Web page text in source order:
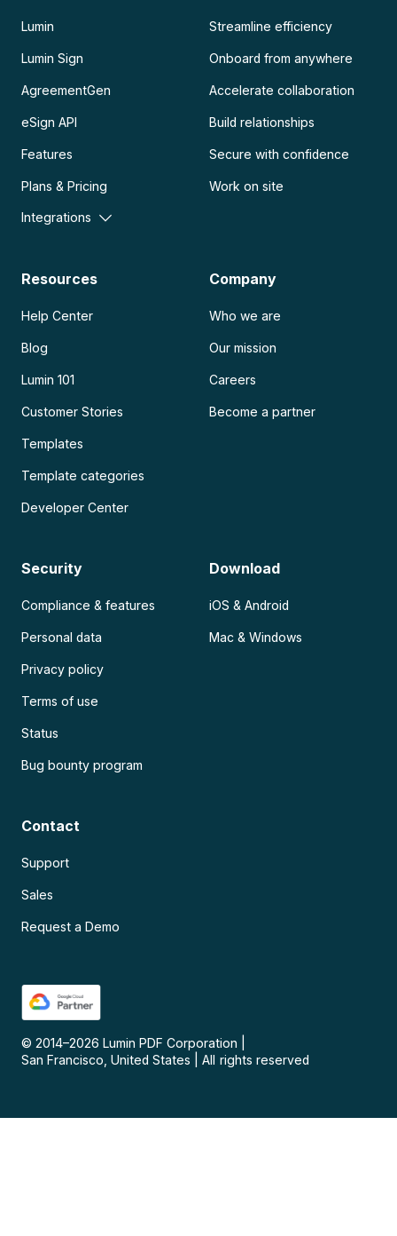
Lumin
Lumin Sign
AgreementGen
eSign API
Features
Plans & Pricing
Integrations
Streamline efficiency
Onboard from anywhere
Accelerate collaboration
Build relationships
Secure with confidence
Work on site
Resources
Help Center
Blog
Lumin 101
Customer Stories
Templates
Template categories
Developer Center
Company
Who we are
Our mission
Careers
Become a partner
Security
Compliance & features
Personal data
Privacy policy
Terms of use
Status
Bug bounty program
Download
iOS & Android
Mac & Windows
Contact
Support
Sales
Request a Demo
© 2014–2026 Lumin PDF Corporation
San Francisco, United States
All rights reserved